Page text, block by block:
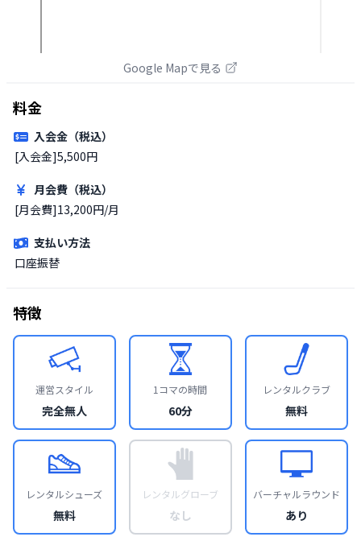
Google Mapで見る
料金
入会金（税込）
[入会金]5,500円
月会費（税込）
[月会費]13,200円/月
支払い方法
口座振替
特徴
運営スタイル
完全無人
1コマの時間
60分
レンタルクラブ
無料
レンタルシューズ
無料
レンタルグローブ
なし
バーチャルラウンド
あり